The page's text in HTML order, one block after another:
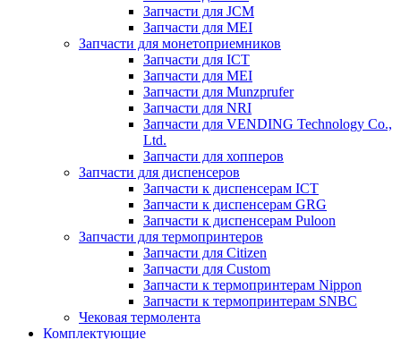
Запчасти для JCM
Запчасти для MEI
Запчасти для монетоприемников
Запчасти для ICT
Запчасти для MEI
Запчасти для Munzprufer
Запчасти для NRI
Запчасти для VENDING Technology Co.,
Ltd.
Запчасти для хопперов
Запчасти для диспенсеров
Запчасти к диспенсерам ICT
Запчасти к диспенсерам GRG
Запчасти к диспенсерам Puloon
Запчасти для термопринтеров
Запчасти для Citizen
Запчасти для Custom
Запчасти к термопринтерам Nippon
Запчасти к термопринтерам SNBC
Чековая термолента
Комплектующие